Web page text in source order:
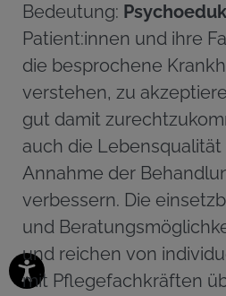
Bedeutung:
Patient:innen und ihre
die besprochene
verstehen, zu
gut damit
auch die Lebensqualität
Annahme der
verbessern. Die
und
und reichen von
mit Pflegefachkräften